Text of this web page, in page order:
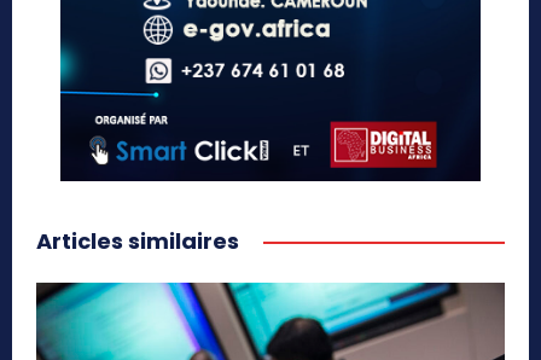
Articles similaires